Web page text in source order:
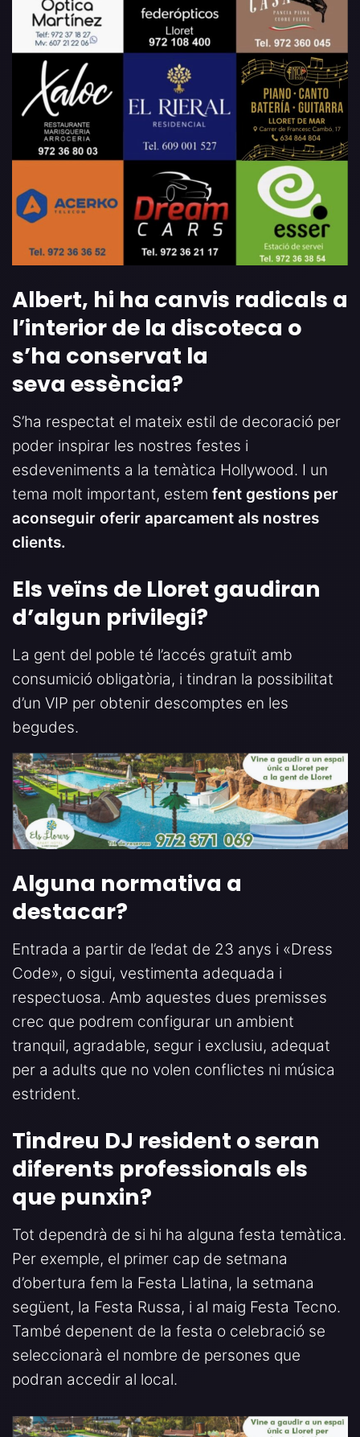
Albert, hi ha canvis radicals a
l’interior de la discoteca o
s’ha conservat la
seva essència?
S’ha respectat el mateix estil de decoració per
poder inspirar les nostres festes i
esdeveniments a la temàtica Hollywood. I un
tema molt important, estem fent gestions per
aconseguir oferir aparcament als nostres
clients.
Els veïns de Lloret gaudiran
d’algun privilegi?
La gent del poble té l’accés gratuït amb
consumició obligatòria, i tindran la possibilitat
d’un VIP per obtenir descomptes en les
begudes.
Alguna normativa a
destacar?
Entrada a partir de l’edat de 23 anys i «Dress
Code», o sigui, vestimenta adequada i
respectuosa. Amb aquestes dues premisses
crec que podrem configurar un ambient
tranquil, agradable, segur i exclusiu, adequat
per a adults que no volen conflictes ni música
estrident.
Tindreu DJ resident o seran
diferents professionals els
que punxin?
Tot dependrà de si hi ha alguna festa temàtica.
Per exemple, el primer cap de setmana
d’obertura fem la Festa Llatina, la setmana
següent, la Festa Russa, i al maig Festa Tecno.
També depenent de la festa o celebració se
seleccionarà el nombre de persones que
podran accedir al local.